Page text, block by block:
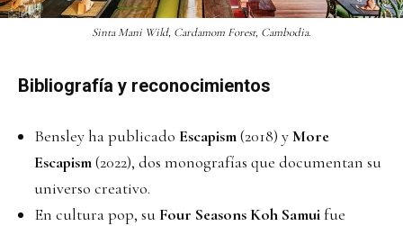
Sinta Mani Wild, Cardamom Forest, Cambodia.
Bibliografía y reconocimientos
Bensley ha publicado Escapism(2018) yMore
Escapism(2022), dos monografías que documentan su
universo creativo.
En cultura pop, su Four Seasons Koh Samuifue